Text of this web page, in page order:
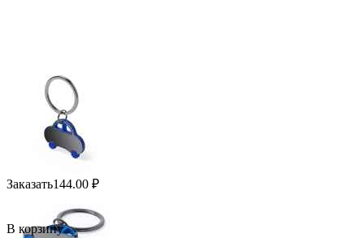
Заказать144.00 ₽
В корзину